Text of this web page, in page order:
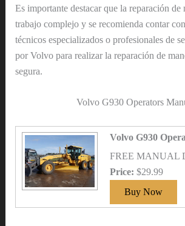
Es importante destacar que la reparación de
trabajo complejo y se recomienda contar
técnicos especializados o profesionales de
por Volvo para realizar la reparación de
segura.
Volvo G930 Operators
Volvo G930
FREE MANUAL
Price: $29.99